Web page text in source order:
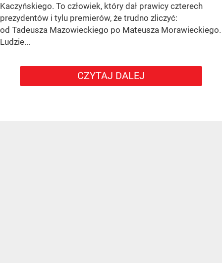
Kaczyńskiego. To człowiek, który dał prawicy czterech
prezydentów i tylu premierów, że trudno zliczyć:
od Tadeusza Mazowieckiego po Mateusza Morawieckiego.
Ludzie...
CZYTAJ DALEJ